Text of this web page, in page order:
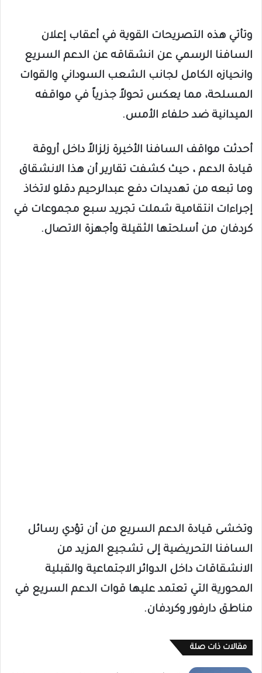
وتأتي هذه التصريحات القوية في أعقاب إعلان
السافنا الرسمي عن انشقاقه عن الدعم السريع
وانحيازه الكامل لجانب الشعب السوداني والقوات
المسلحة، مما يعكس تحولاً جذرياً في مواقفه
الميدانية ضد حلفاء الأمس.
​أحدثت مواقف السافنا الأخيرة زلزالاً داخل أروقة
قيادة الدعم ، حيث كشفت تقارير أن هذا الانشقاق
وما تبعه من تهديدات دفع عبدالرحيم دقلو لاتخاذ
إجراءات انتقامية شملت تجريد سبع مجموعات في
كردفان من أسلحتها الثقيلة وأجهزة الاتصال.
وتخشى قيادة الدعم السريع من أن تؤدي رسائل
السافنا التحريضية إلى تشجيع المزيد من
الانشقاقات داخل الدوائر الاجتماعية والقبلية
المحورية التي تعتمد عليها قوات الدعم السريع في
مناطق دارفور وكردفان.
مقالات ذات صلة